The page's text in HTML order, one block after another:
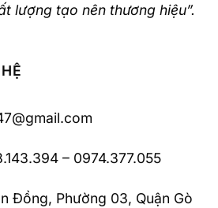
lượng tạo nên thương hiệu”.
– 0974.377.055
Đồng, Phường 03, Quận Gò